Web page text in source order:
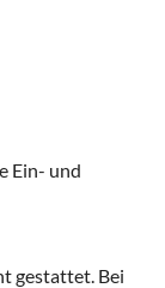
Ein- und
gestattet. Bei